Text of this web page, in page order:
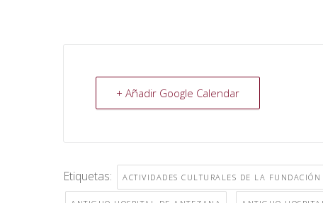
+ Añadir Google Calendar
Etiquetas: ACTIVIDADES CULTURALES DE LA